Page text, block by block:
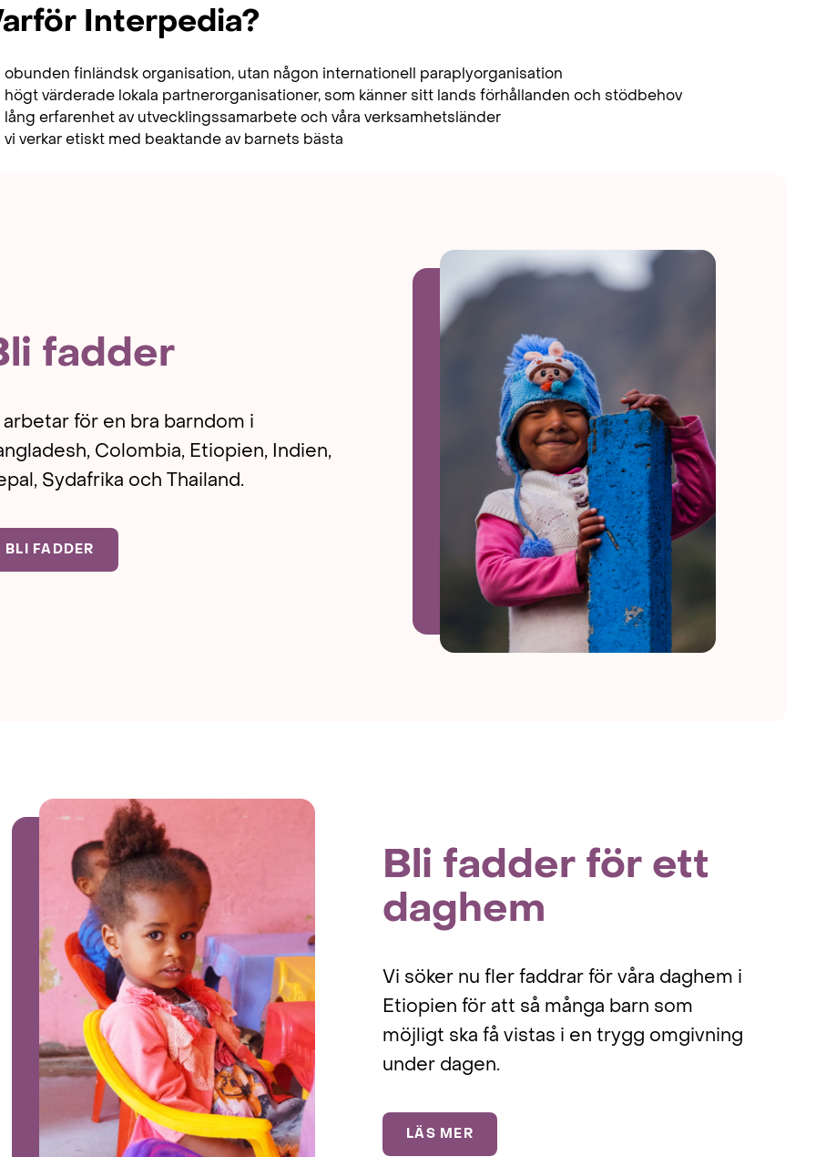
Interpedia?
obunden finländsk organisation, utan någon internationell paraplyorganisation
högt värderade lokala partnerorganisationer, som känner sitt lands förhållanden och stödbehov
lång erfarenhet av utvecklingssamarbete och våra verksamhetsländer
vi verkar etiskt med beaktande av barnets bästa
fadder
arbetar för en bra barndom i
Colombia, Etiopien, Indien,
Sydafrika och Thailand.
BLI FADDER
Bli fadder för ett
daghem
Vi söker nu fler faddrar för våra daghem i
Etiopien för att så många barn som
möjligt ska få vistas i en trygg omgivning
under dagen.
LÄS MER